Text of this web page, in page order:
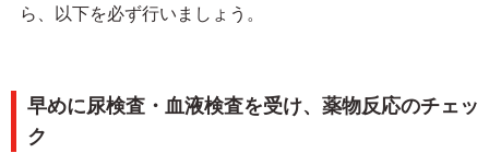
ら、以下を必ず行いましょう。
早めに尿検査・血液検査を受け、薬物反応のチェッ
ク